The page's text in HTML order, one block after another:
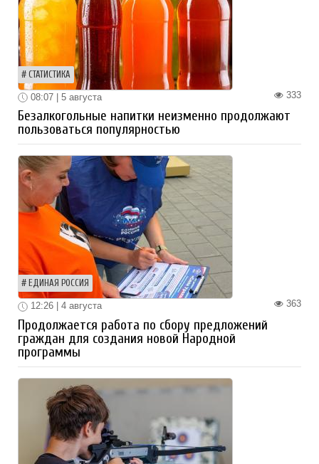
СТАТИСТИКА
333
08:07 | 5 августа
Безалкогольные напитки неизменно продолжают
пользоваться популярностью
ЕДИНАЯ РОССИЯ
363
12:26 | 4 августа
Продолжается работа по сбору предложений
граждан для создания новой Народной
программы